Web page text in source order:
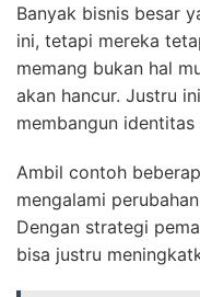
Banyak bisnis besar
ini, tetapi mereka
memang bukan hal
akan hancur. Justru
membangun
Ambil contoh
mengalami
Dengan strategi
bisa justru